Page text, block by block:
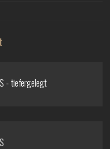
- tiefergelegt